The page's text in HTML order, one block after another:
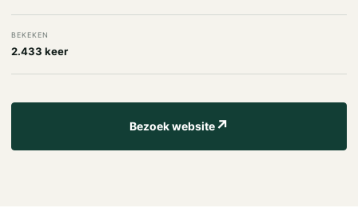
BEKEKEN
2.433 keer
Bezoek website↗